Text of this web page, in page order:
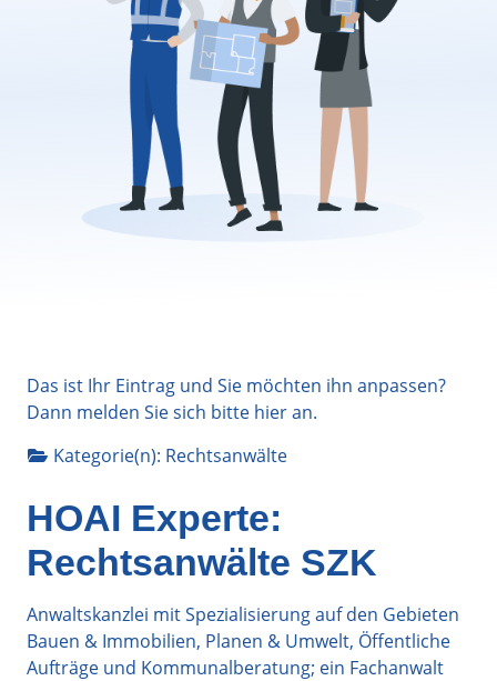
Das ist Ihr Eintrag und Sie möchten ihn anpassen?
Dann melden Sie sich bitte hieran.
Kategorie(n): Rechtsanwälte
HOAI Experte:
Rechtsanwälte SZK
Anwaltskanzlei mit Spezialisierung auf den Gebieten
Bauen & Immobilien, Planen & Umwelt, Öffentliche
Aufträge und Kommunalberatung; ein Fachanwalt